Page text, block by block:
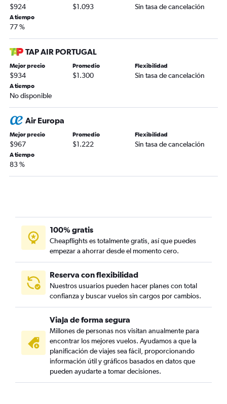
$924 $1.093 Sin tasa de cancelación
A tiempo
77 %
TAP AIR PORTUGAL
Mejor precio
$934
Promedio
$1.300
Flexibilidad
Sin tasa de cancelación
A tiempo
No disponible
Air Europa
Mejor precio
$967
Promedio
$1.222
Flexibilidad
Sin tasa de cancelación
A tiempo
83 %
100% gratis
Cheapflights es totalmente gratis, así que puedes
empezar a ahorrar desde el momento cero.
Reserva con flexibilidad
Nuestros usuarios pueden hacer planes con total
confianza y buscar vuelos sin cargos por cambios.
Viaja de forma segura
Millones de personas nos visitan anualmente para
encontrar los mejores vuelos. Ayudamos a que la
planificación de viajes sea fácil, proporcionando
información útil y gráficos basados en datos que
pueden ayudarte a tomar decisiones.